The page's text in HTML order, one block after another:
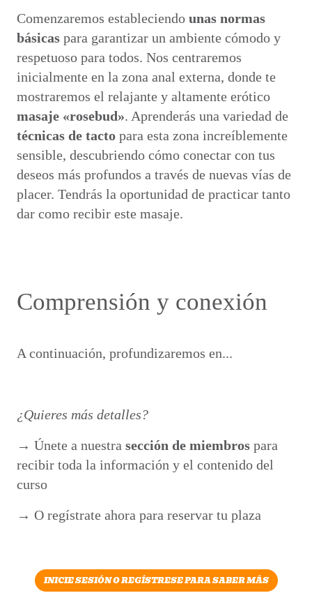
Comenzaremos estableciendo unas normas
básicas para garantizar un ambiente cómodo y
respetuoso para todos. Nos centraremos
inicialmente en la zona anal externa, donde te
mostraremos el relajante y altamente erótico
masaje «rosebud». Aprenderás una variedad de
técnicas de tacto para esta zona increíblemente
sensible, descubriendo cómo conectar con tus
deseos más profundos a través de nuevas vías de
placer. Tendrás la oportunidad de practicar tanto
dar como recibir este masaje.
Comprensión y conexión
A continuación, profundizaremos en...
¿Quieres más detalles?
→ Únete a nuestra sección de miembros para
recibir toda la información y el contenido del
curso
→ O regístrate ahora para reservar tu plaza
INICIE SESIÓN O REGÍSTRESE PARA SABER MÁS